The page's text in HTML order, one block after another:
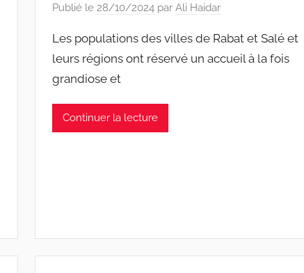
Publié le28/10/2024 parAli Haidar
Les populations des villes de Rabat et Salé et
leurs régions ont réservé un accueil à la fois
grandiose et
Continuer la lecture